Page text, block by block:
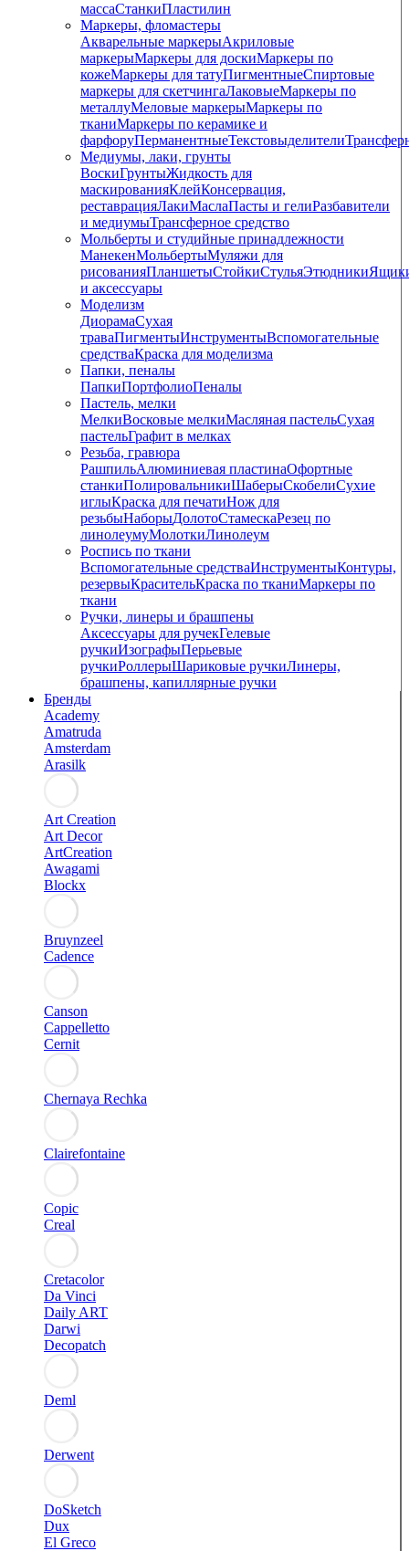
массаСтанкиПластилин
Маркеры, фломастеры
Акварельные маркерыАкриловые
маркерыМаркеры для доскиМаркеры по
кожеМаркеры для татуПигментныеCпиртовые
маркеры для скетчингаЛаковыеМаркеры по
металлуМеловые маркерыМаркеры по
тканиМаркеры по керамике и
фарфоруПерманентныеТекстовыделители
Медиумы, лаки, грунты
ВоскиГрунтыЖидкость для
маскированияКлейКонсервация,
реставрацияЛакиМаслаПасты и гелиРазбавители
и медиумыТрансферное средство
Мольберты и студийные принадлежности
МанекенМольбертыМуляжи для
рисованияПланшетыСтойкиСтульяЭтюдники
и аксессуары
Моделизм
ДиорамаСухая
траваПигментыИнструментыВспомогательные
средстваКраска для моделизма
Папки, пеналы
ПапкиПортфолиоПеналы
Пастель, мелки
МелкиВосковые мелкиМасляная пастельСухая
пастельГрафит в мелках
Резьба, гравюра
РашпильАлюминиевая пластинаОфортные
станкиПолировальникиШаберыСкобелиСухие
иглыКраска для печатиНож для
резьбыНаборыДолотоСтамескаРезец по
линолеумуМолоткиЛинолеум
Роспись по ткани
Вспомогательные средстваИнструментыКонтуры,
резервыКрасительКраска по тканиМаркеры по
ткани
Ручки, линеры и брашпены
Аксессуары для ручекГелевые
ручкиИзографыПерьевые
ручкиРоллерыШариковые ручкиЛинеры,
брашпены, капиллярные ручки
Бренды
Academy
Amatruda
Amsterdam
Arasilk
Art Creation
Art Decor
ArtCreation
Awagami
Blockx
Bruynzeel
Cadence
Canson
Cappelletto
Cernit
Chernaya Rechka
Clairefontaine
Copic
Creal
Cretacolor
Da Vinci
Daily ART
Darwi
Decopatch
Deml
Derwent
DoSketch
Dux
El Greco